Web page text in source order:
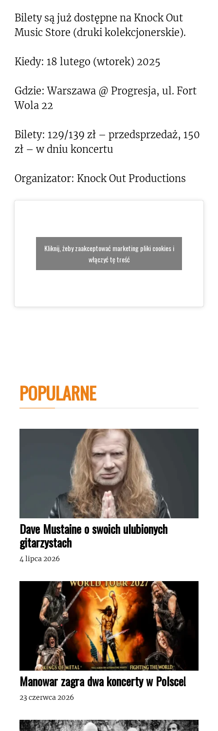
Bilety są już dostępne na Knock Out
Music Store (druki kolekcjonerskie).
Kiedy: 18 lutego (wtorek) 2025
Gdzie: Warszawa @ Progresja, ul. Fort
Wola 22
Bilety: 129/139 zł – przedsprzedaż, 150
zł – w dniu koncertu
Organizator: Knock Out Productions
Kliknij, żeby zaakceptować marketing pliki cookies i
włączyć tę treść
POPULARNE
Dave Mustaine o swoich ulubionych
gitarzystach
4 lipca 2026
Manowar zagra dwa koncerty w Polsce!
23 czerwca 2026